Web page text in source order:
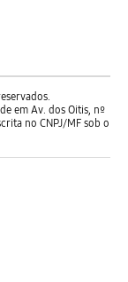
em Av. dos Oitis, nº
no CNPJ/MF sob o